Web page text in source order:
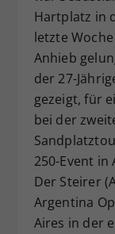
Hartplatz in
letzte
Anhieb
der 27-
gezeigt, für
bei der
250-Event
Der Steirer
Argentina
Aires in der
Zweck